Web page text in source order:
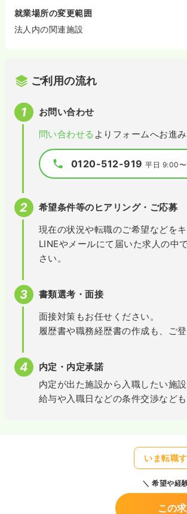
就業場所の変更範囲
法人内の関連施設
ご利用の流れ
お問い合わせ
問い合わせる よりフォームへお進
0120-512-919平日 9:00
希望条件等のヒアリング・ご応募
現在の状況や転職のご希望などを
LINEやメールにて届いた求人の中
さい。
書類選考・面接
面接対策もお任せください。
履歴書や職務経歴書の作成も、ご
内定・内定承諾
内定が出た施設から入職したい施
給与や入職日などの条件交渉など
いま転職
希望や経
この